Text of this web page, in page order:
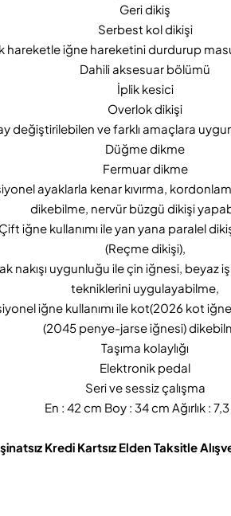
Geri dikiş
Serbest kol dikişi
hareketle iğne hareketini durdurup
Dahili aksesuar bölümü
İplik kesici
Overlok dikişi
değiştirilebilen ve farklı amaçlara
Düğme dikme
Fermuar dikme
ayaklarla kenar kıvırma,
dikebilme, nervür büzgü dikişi
Çift iğne kullanımı ile yan yana paralel
(Reçme dikişi),
nakışı uygunluğu ile çin iğnesi, beyaz
tekniklerini uygulayabilme,
iğne kullanımı ile kot(2026 kot
(2045 penye-jarse iğnesi)
Taşıma kolaylığı
Elektronik pedal
Seri ve sessiz çalışma
En : 42 cm Boy : 34 cm Ağırlık :
Kredi Kartsız Elden Taksitle